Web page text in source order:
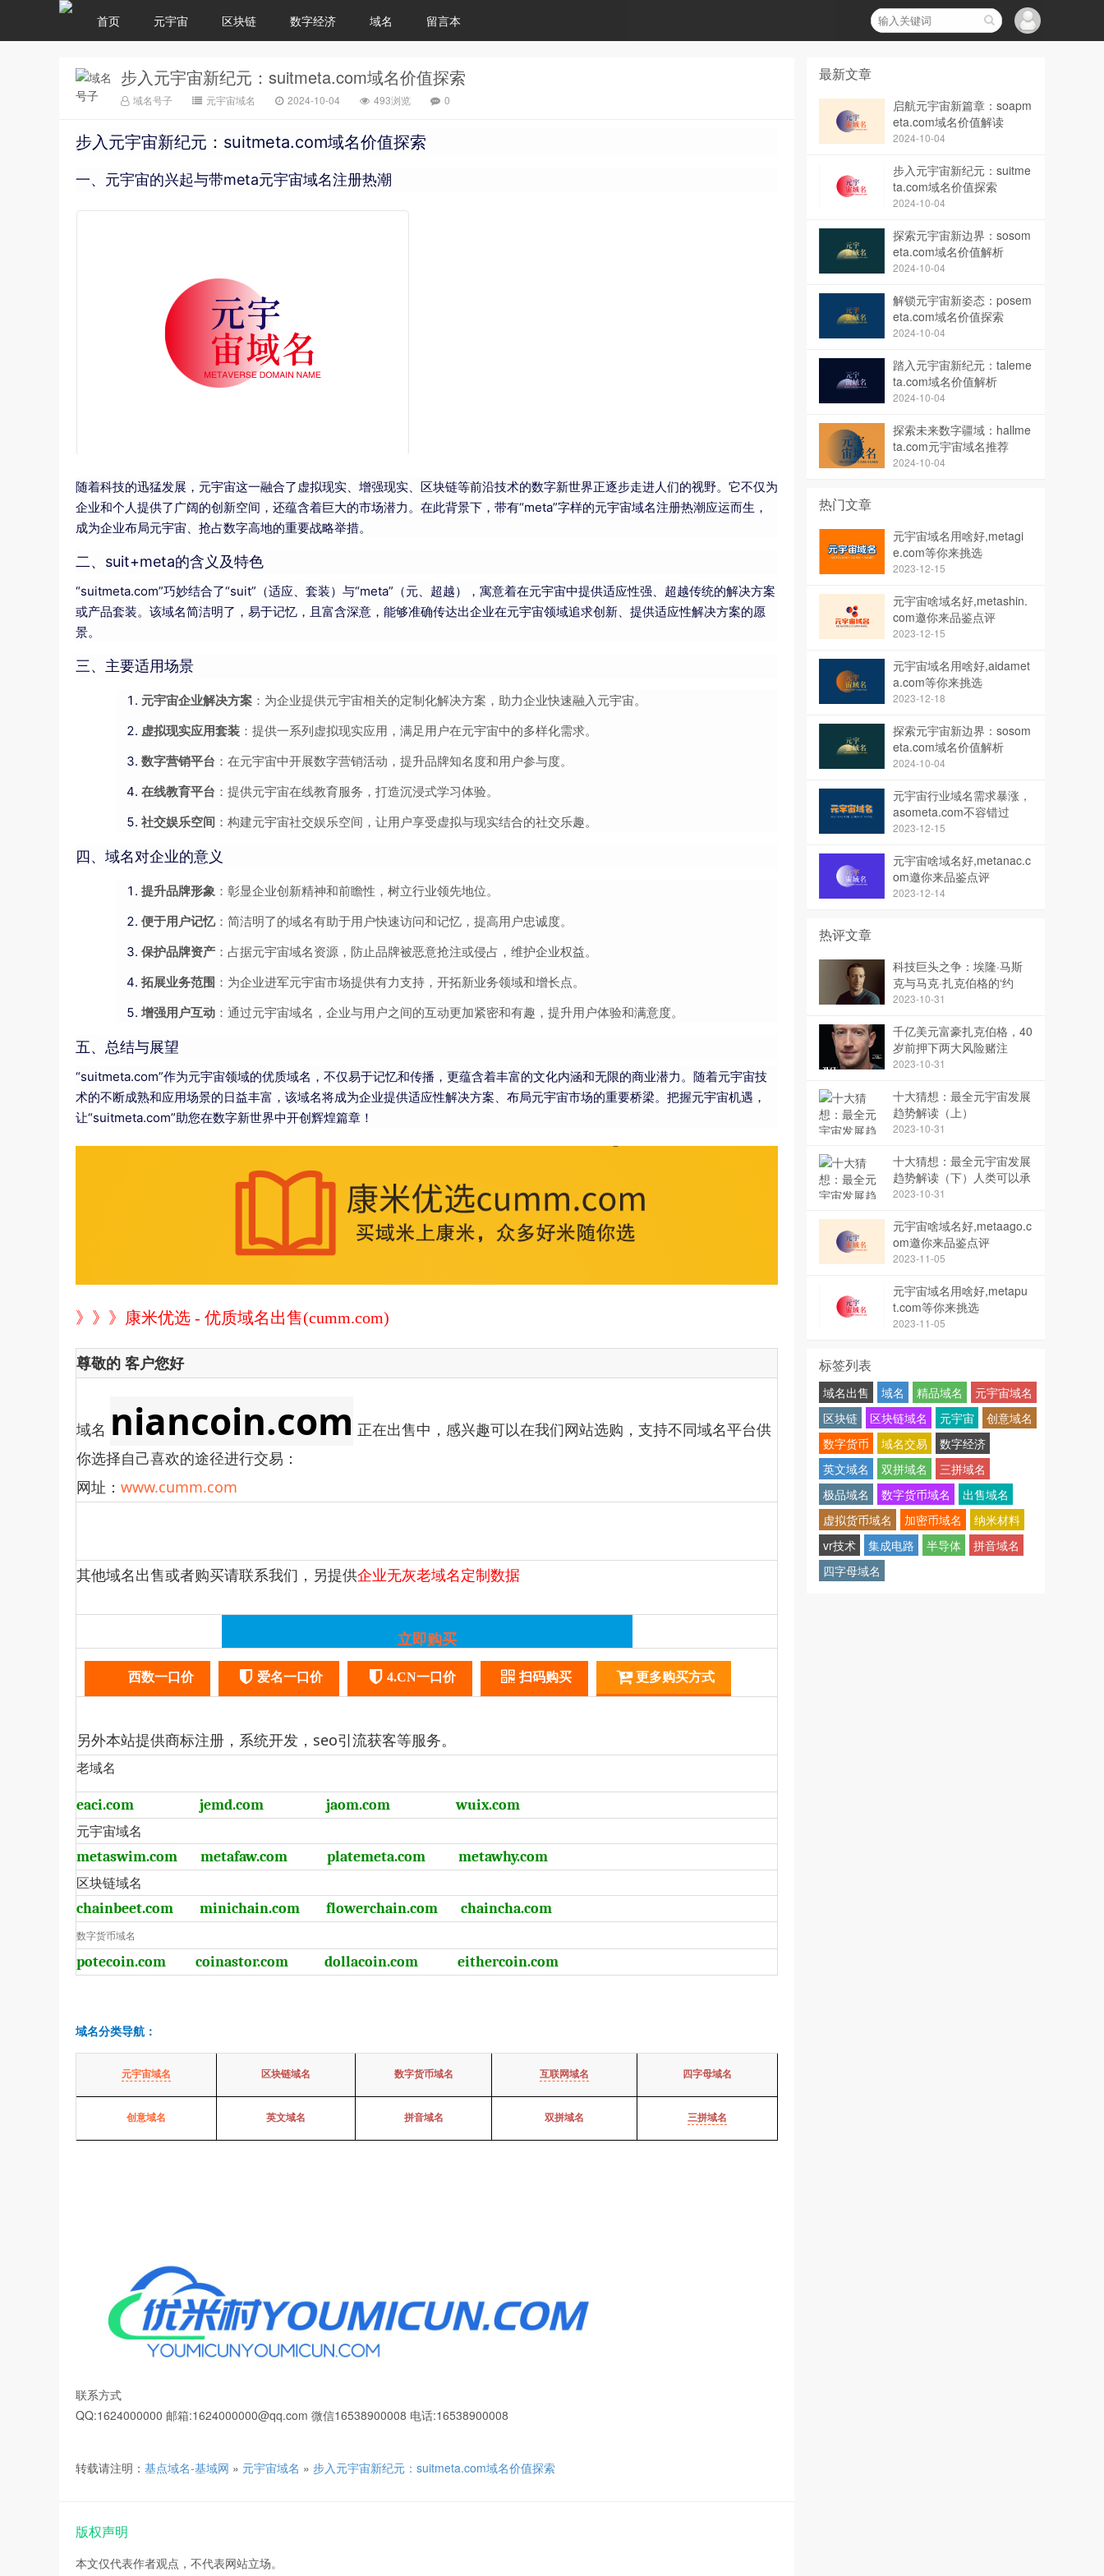
首页 元宇宙 区块链 数字经济 域名 留言本
步入元宇宙新纪元：suitmeta.com域名价值探索
域名号子 元宇宙域名 2024-10-04 493浏览 0
步入元宇宙新纪元：suitmeta.com域名价值探索
一、元宇宙的兴起与带meta元宇宙域名注册热潮
随着科技的迅猛发展，元宇宙这一融合了虚拟现实、增强现实、区块链等前沿技术的数字新世界正逐步走进人们的视野。它不仅为
企业和个人提供了广阔的创新空间，还蕴含着巨大的市场潜力。在此背景下，带有“meta”字样的元宇宙域名注册热潮应运而生，
成为企业布局元宇宙、抢占数字高地的重要战略举措。
二、suit+meta的含义及特色
“suitmeta.com”巧妙结合了“suit”（适应、套装）与“meta”（元、超越），寓意着在元宇宙中提供适应性强、超越传统的解决方案
或产品套装。该域名简洁明了，易于记忆，且富含深意，能够准确传达出企业在元宇宙领域追求创新、提供适应性解决方案的愿
景。
三、主要适用场景
元宇宙企业解决方案 ：为企业提供元宇宙相关的定制化解决方案，助力企业快速融入元宇宙。
虚拟现实应用套装 ：提供一系列虚拟现实应用，满足用户在元宇宙中的多样化需求。
数字营销平台 ：在元宇宙中开展数字营销活动，提升品牌知名度和用户参与度。
在线教育平台 ：提供元宇宙在线教育服务，打造沉浸式学习体验。
社交娱乐空间 ：构建元宇宙社交娱乐空间，让用户享受虚拟与现实结合的社交乐趣。
四、域名对企业的意义
提升品牌形象 ：彰显企业创新精神和前瞻性，树立行业领先地位。
便于用户记忆：简洁明了的域名有助于用户快速访问和记忆，提高用户忠诚度。
保护品牌资产 ：占据元宇宙域名资源，防止品牌被恶意抢注或侵占，维护企业权益。
拓展业务范围 ：为企业进军元宇宙市场提供有力支持，开拓新业务领域和增长点。
增强用户互动 ：通过元宇宙域名，企业与用户之间的互动更加紧密和有趣，提升用户体验和满意度。
五、总结与展望
“suitmeta.com”作为元宇宙领域的优质域名，不仅易于记忆和传播，更蕴含着丰富的文化内涵和无限的商业潜力。随着元宇宙技
术的不断成熟和应用场景的日益丰富，该域名将成为企业提供适应性解决方案、布局元宇宙市场的重要桥梁。把握元宇宙机遇，
让“suitmeta.com”助您在数字新世界中开创辉煌篇章！
》》》康米优选 - 优质域名出售(cumm.com)
尊敬的 客户您好
域名 niancoin.com 正在出售中，感兴趣可以在我们网站选购，支持不同域名平台供
你选择自己喜欢的途径进行交易：
网址： www.cumm.com
其他域名出售或者购买请联系我们，另提供企业无灰老域名定制数据
立即购买
西数一口价 爱名一口价 4.CN一口价 扫码购买 更多购买方式
另外本站提供商标注册，系统开发，seo引流获客等服务。
老域名
eaci.com jemd.com jaom.com wuix.com
元宇宙域名
metaswim.com metafaw.com platemeta.com metawhy.com
区块链域名
chainbeet.com minichain.com flowerchain.com chaincha.com
数字货币域名
potecoin.com coinastor.com dollacoin.com eithercoin.com
域名分类导航：
元宇宙域名 区块链域名 数字货币域名 互联网域名 四字母域名
创意域名 英文域名 拼音域名 双拼域名 三拼域名
联系方式
QQ:1624000000 邮箱:1624000000@qq.com 微信16538900008 电话:16538900008
转载请注明： 基点域名-基域网 » 元宇宙域名 » 步入元宇宙新纪元：suitmeta.com域名价值探索
版权声明
本文仅代表作者观点，不代表网站立场。
最新文章
启航元宇宙新篇章：soapm
eta.com域名价值解读
2024-10-04
步入元宇宙新纪元：suitme
ta.com域名价值探索
2024-10-04
探索元宇宙新边界：sosom
eta.com域名价值解析
2024-10-04
解锁元宇宙新姿态：posem
eta.com域名价值探索
2024-10-04
踏入元宇宙新纪元：taleme
ta.com域名价值解析
2024-10-04
探索未来数字疆域：hallme
ta.com元宇宙域名推荐
2024-10-04
热门文章
元宇宙域名用啥好,metagi
e.com等你来挑选
2023-12-15
元宇宙啥域名好,metashin.
com邀你来品鉴点评
2023-12-15
元宇宙域名用啥好,aidamet
a.com等你来挑选
2023-12-18
探索元宇宙新边界：sosom
eta.com域名价值解析
2024-10-04
元宇宙行业域名需求暴涨，
asometa.com不容错过
2023-12-15
元宇宙啥域名好,metanac.c
om邀你来品鉴点评
2023-12-14
热评文章
科技巨头之争：埃隆·马斯
克与马克·扎克伯格的‘约
架’事件
2023-10-31
千亿美元富豪扎克伯格，40
岁前押下两大风险赌注
2023-10-31
十大猜想：最全元宇宙发展
趋势解读（上）
2023-10-31
十大猜想：最全元宇宙发展
趋势解读（下）人类可以承
受“数字永生”吗？
2023-10-31
元宇宙啥域名好,metaago.c
om邀你来品鉴点评
2023-11-05
元宇宙域名用啥好,metapu
t.com等你来挑选
2023-11-05
标签列表
域名出售 域名 精品域名
元宇宙域名
区块链
区块链域名 元宇宙
创意域名
数字货币
域名交易
数字经济
英文域名
双拼域名
三拼域名
极品域名
数字货币域名
出售域名
虚拟货币域名
加密币域名
纳米材料
vr技术
集成电路 半导体
拼音域名
四字母域名